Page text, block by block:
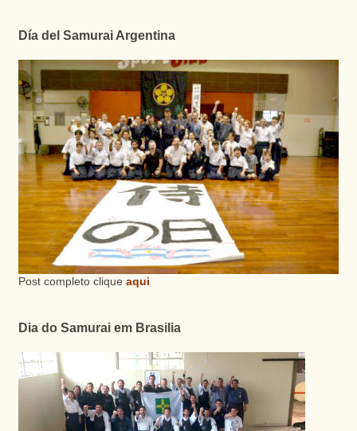
Día del Samurai Argentina
Post completo clique aqui
Dia do Samurai em Brasilia